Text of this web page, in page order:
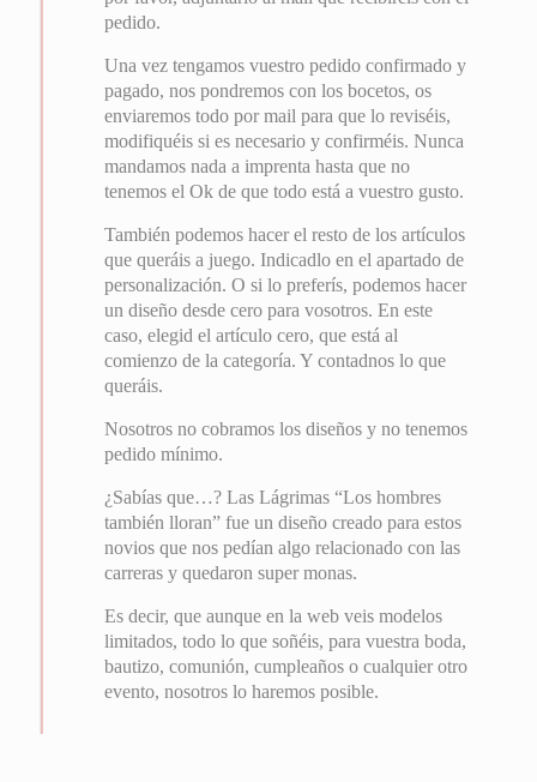
pedido.
Una vez tengamos vuestro pedido confirmado y
pagado, nos pondremos con los bocetos, os
enviaremos todo por mail para que lo reviséis,
modifiquéis si es necesario y confirméis. Nunca
mandamos nada a imprenta hasta que no
tenemos el Ok de que todo está a vuestro gusto.
También podemos hacer el resto de los artículos
que queráis a juego. Indicadlo en el apartado de
personalización. O si lo preferís, podemos hacer
un diseño desde cero para vosotros. En este
caso, elegid el artículo cero, que está al
comienzo de la categoría. Y contadnos lo que
queráis.
Nosotros no cobramos los diseños y no tenemos
pedido mínimo.
¿Sabías que…? Las Lágrimas “Los hombres
también lloran” fue un diseño creado para estos
novios que nos pedían algo relacionado con las
carreras y quedaron super monas.
Es decir, que aunque en la web veis modelos
limitados, todo lo que soñéis, para vuestra boda,
bautizo, comunión, cumpleaños o cualquier otro
evento, nosotros lo haremos posible.